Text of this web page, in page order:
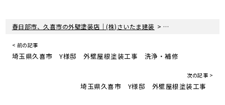
春日部市、久喜市の外壁塗装店｜(株)さいたま建装 > 塗装現場レポート
< 前の記事
埼玉県久喜市 Y様邸 外壁屋根塗装工事 洗浄・補修
次の記事 >
埼玉県久喜市 Y様邸 外壁屋根塗装工事